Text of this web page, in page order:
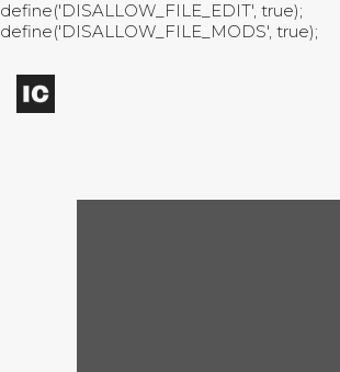
define('DISALLOW_FILE_EDIT', true);
define('DISALLOW_FILE_MODS', true);